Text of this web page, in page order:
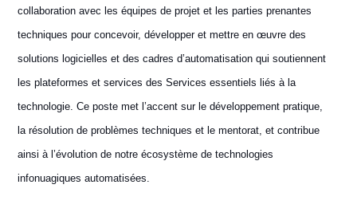
collaboration avec les équipes de projet et les parties prenantes
techniques pour concevoir, développer et mettre en œuvre des
solutions logicielles et des cadres d’automatisation qui soutiennent
les plateformes et services des Services essentiels liés à la
technologie. Ce poste met l’accent sur le développement pratique,
la résolution de problèmes techniques et le mentorat, et contribue
ainsi à l’évolution de notre écosystème de technologies
infonuagiques automatisées.